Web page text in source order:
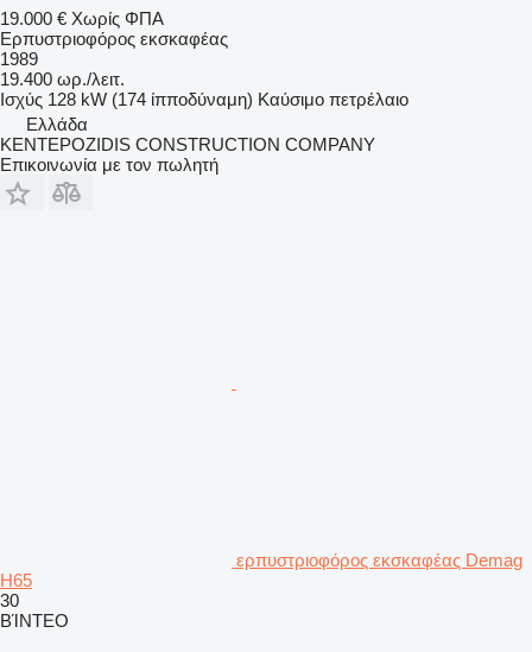
19.000 € Χωρίς ΦΠΑ
Ερπυστριοφόρος εκσκαφέας
1989
19.400 ωρ./λειτ.
Ισχύς 128 kW (174 ίπποδύναμη) Καύσιμο πετρέλαιο
Ελλάδα
KENTEPOZIDIS CONSTRUCTION COMPANY
Επικοινωνία με τον πωλητή
ερπυστριοφόρος εκσκαφέας Demag
H65
30
ΒΊΝΤΕΟ